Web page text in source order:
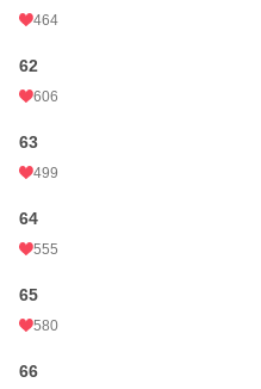
464
62
606
63
499
64
555
65
580
66